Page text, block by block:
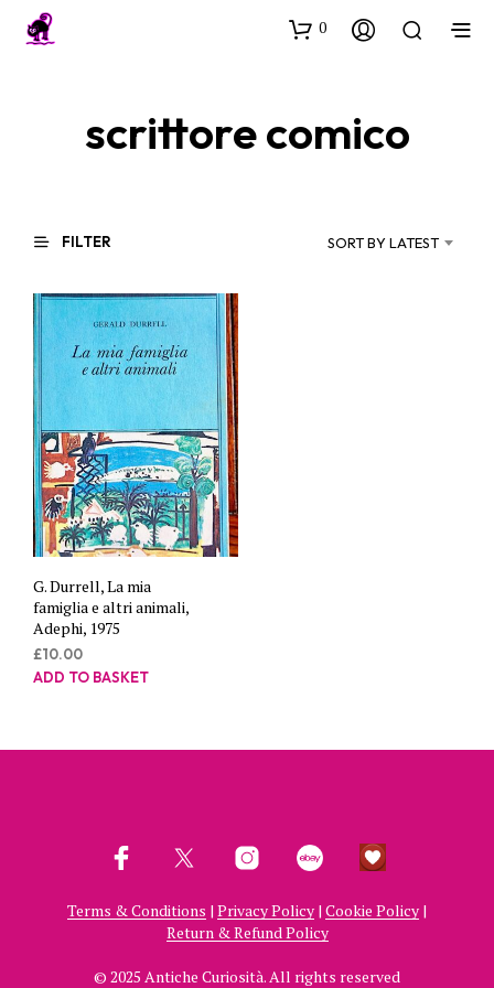
0
scrittore comico
FILTER SORT BY LATEST
G. Durrell, La mia
famiglia e altri animali,
Adephi, 1975
£10.00
ADD TO BASKET
Terms & Conditions | Privacy Policy | Cookie Policy |
Return & Refund Policy
© 2025 Antiche Curiosità. All rights reserved